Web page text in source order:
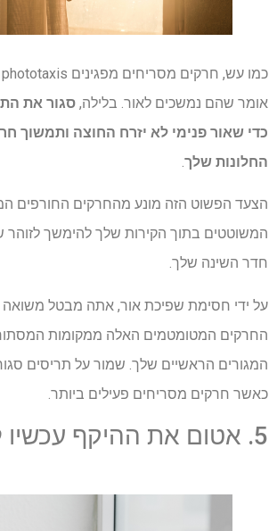
אומר שהם נמשכים לאור. בלילה, סגור את
כדי שאור פנימי לא יזרח החוצה ותמשוך
החלונות שלך.
הצעד הפשוט הזה מונע מהחרקים החורפים
המשוטטים בתוך הקירות שלך להימשך לזוהר
חדר השינה שלך.
על ידי חסימת שפיכת אור, אתה מבטל
החרקים המטומטמים האלה ממקומות
המגורים הראשיים שלך. שמור על תריסים
כאשר חרקים מסריחים פעילים ביותר.
5. אטום את ההיקף עכשיו לסתיו